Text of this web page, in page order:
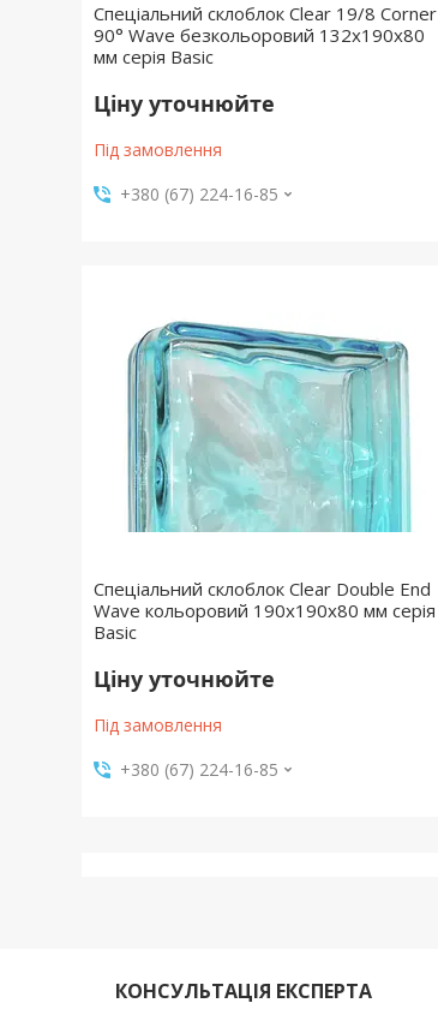
Спеціальний склоблок Clear 19/8 Corner
90° Wave безкольоровий 132х190х80
мм серія Basic
Ціну уточнюйте
Під замовлення
+380 (67) 224-16-85
Спеціальний склоблок Clear Double End
Wave кольоровий 190х190х80 мм серія
Basic
Ціну уточнюйте
Під замовлення
+380 (67) 224-16-85
КОНСУЛЬТАЦІЯ ЕКСПЕРТА